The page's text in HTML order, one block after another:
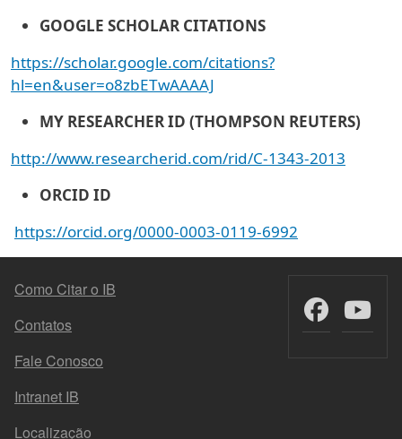
GOOGLE SCHOLAR CITATIONS
https://scholar.google.com/citations?
hl=en&user=o8zbETwAAAAJ
MY RESEARCHER ID (THOMPSON REUTERS)
http://www.researcherid.com/rid/C-1343-2013
ORCID ID
https://orcid.org/0000-0003-0119-6992
MENU DO RODAPÉ
Como Citar o IB
Contatos
Fale Conosco
Intranet IB
Localização